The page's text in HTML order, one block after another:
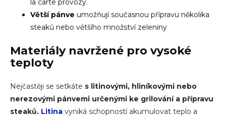
la carte provozy.
Větší pánve umožňují současnou přípravu několika
steaků nebo většího množství zeleniny
Materiály navržené pro vysoké
teploty
Nejčastěji se setkáte s litinovými, hliníkovými nebo
nerezovými pánvemi určenými ke grilování a přípravu
steaků. Litina vyniká schopností akumulovat teplo a